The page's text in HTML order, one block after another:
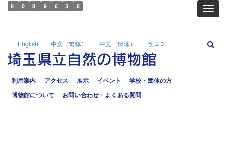
8 0 8 9 6 3 8
利用案内 アクセス 展示 イベント
学校・団体の方
博物館について
お問い合わせ・よくある質問
English 中文（繁体） 中文（簡体） 한국어